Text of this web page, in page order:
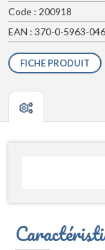
Code : 200918
EAN : 370-0-5963-
FICHE PRODUIT